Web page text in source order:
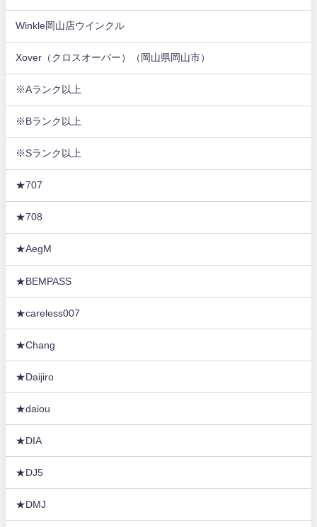
Winkle岡山店ウインクル
Xover（クロスオーバー）（岡山県岡山市）
※Aランク以上
※Bランク以上
※Sランク以上
★707
★708
★AegM
★BEMPASS
★careless007
★Chang
★Daijiro
★daiou
★DIA
★DJ5
★DMJ